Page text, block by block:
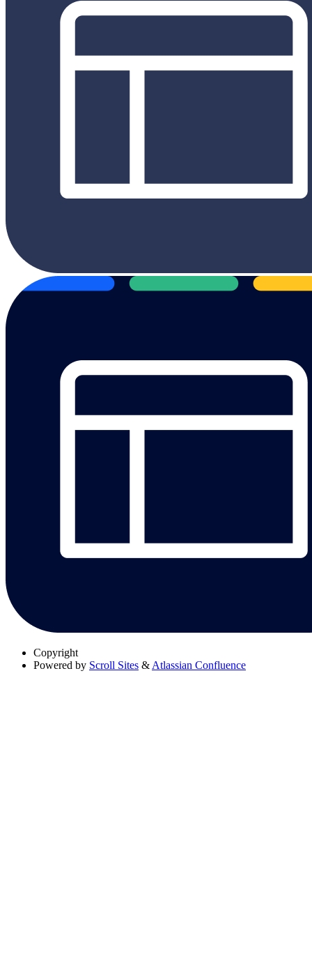
Copyright
Powered by Scroll Sites & Atlassian Confluence